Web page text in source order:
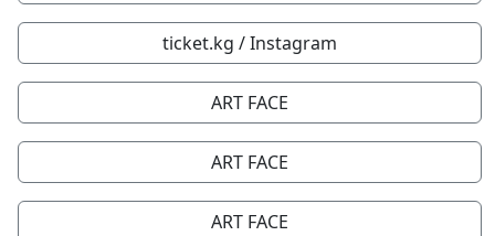
ticket.kg / Instagram
ART FACE
ART FACE
ART FACE